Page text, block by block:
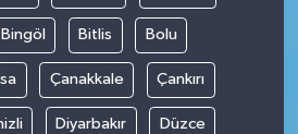
Bingöl Bitlis Bolu
Çanakkale Çankırı
Diyarbakır Düzce